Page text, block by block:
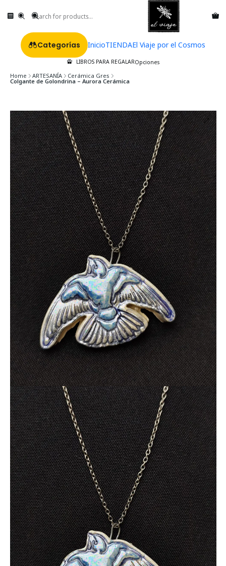
Categorías InicioTIENDAEl Viaje por el Cosmos
LIBROS PARA REGALAROpciones
Home ARTESANÍA Cerámica Gres
Colgante de Golondrina – Aurora Cerámica